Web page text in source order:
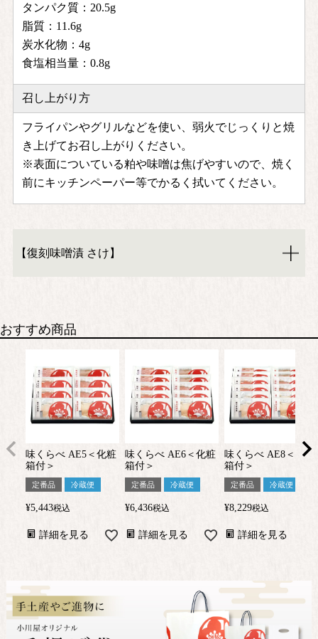
タンパク質：20.5g
脂質：11.6g
炭水化物：4g
食塩相当量：0.8g
召し上がり方
フライパンやグリルなどを使い、弱火でじっくりと焼
き上げてお召し上がりください。
※表面についている粕や味噌は焦げやすいので、焼く
前にキッチンペーパー等でかるく拭いてください。
【復刻味噌漬 さけ】
おすすめ商品
味くらべ AE5＜化粧
箱付＞
定番品 冷蔵便
¥5,443税込
詳細を見る
味くらべ AE6＜化粧
箱付＞
定番品 冷蔵便
¥6,436税込
詳細を見る
味くらべ AE8＜化粧
箱付＞
定番品 冷蔵便
¥8,229税込
詳細を見る